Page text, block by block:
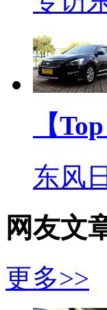
【
东风
网友文
更多>>